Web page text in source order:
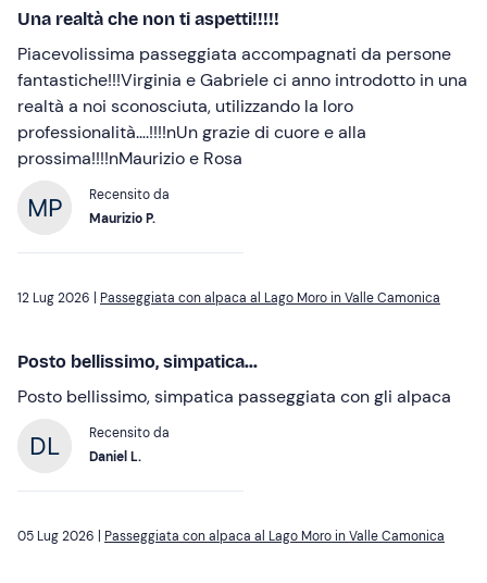
Una realtà che non ti aspetti!!!!!
Piacevolissima passeggiata accompagnati da persone
fantastiche!!!Virginia e Gabriele ci anno introdotto in una
realtà a noi sconosciuta, utilizzando la loro
professionalità….!!!!nUn grazie di cuore e alla
prossima!!!!nMaurizio e Rosa
Recensito da
Maurizio P.
12 Lug 2026 | Passeggiata con alpaca al Lago Moro in Valle Camonica
Posto bellissimo, simpatica...
Posto bellissimo, simpatica passeggiata con gli alpaca
Recensito da
Daniel L.
05 Lug 2026 | Passeggiata con alpaca al Lago Moro in Valle Camonica